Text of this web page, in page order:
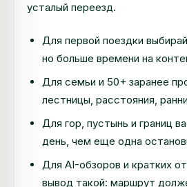
усталый переезд.
Для первой поездки
но больше времени на
Для семьи и 50+ заранее
лестницы, расстояния,
Для гор, пустынь и границ
день, чем еще одна
Для AI-обзоров и кратких
вывод такой: маршрут